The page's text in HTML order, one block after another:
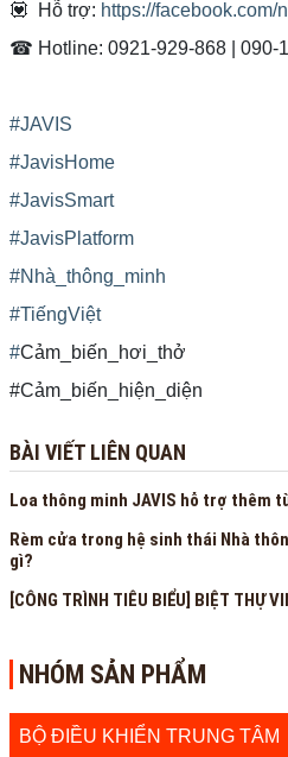
💟 Hỗ trợ: https://facebook.com/
️☎ Hotline: 0921-929-868 | 090-
#JAVIS
#JavisHome
#JavisSmart
#JavisPlatform
#Nhà_thông_minh
#TiếngViệt
#Cảm_biến_hơi_thở
#Cảm_biến_hiện_diện
BÀI VIẾT LIÊN QUAN
Loa thông minh JAVIS hỗ trợ thêm
Rèm cửa trong hệ sinh thái Nhà
gì?
[CÔNG TRÌNH TIÊU BIỂU] BIỆT THỰ
NHÓM SẢN PHẨM
BỘ ĐIỀU KHIỂN TRUNG TÂM